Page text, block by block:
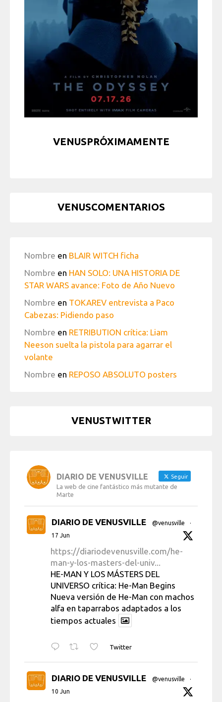
VENUSPRÓXIMAMENTE
VENUSCOMENTARIOS
Nombre en BLAIR WITCH ficha
Nombre en HAN SOLO: UNA HISTORIA DE
STAR WARS avance: Foto de Año Nuevo
Nombre en TOKAREV entrevista a Paco
Cabezas: Pidiendo paso
Nombre en RETRIBUTION crítica: Liam
Neeson suelta la pistola para agarrar el
volante
Nombre en REPOSO ABSOLUTO posters
VENUSTWITTER
DIARIO DE VENUSVILLE Seguir
La web de cine fantástico más mutante de
Marte
DIARIO DE VENUSVILLE @venusville
·
17 Jun
https://diariodevenusville.com/he-
man-y-los-masters-del-univ...
HE-MAN Y LOS MÁSTERS DEL
UNIVERSO crítica: He-Man Begins
Nueva versión de He-Man con machos
alfa en taparrabos adaptados a los
tiempos actuales
Twitter
DIARIO DE VENUSVILLE @venusville
·
10 Jun